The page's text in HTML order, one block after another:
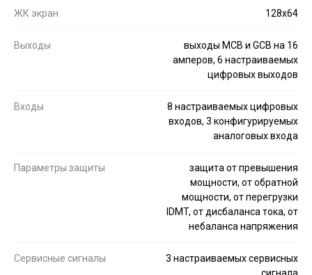
ЖК экран 128x64
Выходы
выходы MCB и GCB на 16
амперов, 6 настраиваемых
цифровых выходов
Входы
8 настраиваемых цифровых
входов, 3 конфигурируемых
аналоговых входа
Параметры защиты
защита от превышения
мощности, от обратной
мощности, от перегрузки
IDMT, от дисбаланса тока, от
небаланса напряжения
Сервисные сигналы
3 настраиваемых сервисных
сигнала